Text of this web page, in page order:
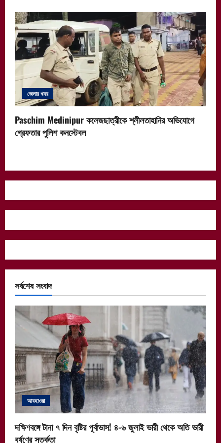
জেলার খবর
Paschim Medinipur কলেজছাত্রীকে শ্লীলতাহানির অভিযোগে
গ্রেফতার পুলিশ কনস্টেবল
সর্বশেষ সংবাদ
আবহাওয়া
দক্ষিণবঙ্গে টানা ৭ দিন বৃষ্টির পূর্বাভাস! ৪-৬ জুলাই ভারী থেকে অতি ভারী
বর্ষণের সতর্কতা